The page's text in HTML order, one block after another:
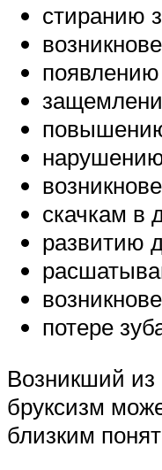
стиранию
нарушению
скачкам в
развитию
потере
Возникший из
бруксизм
близким